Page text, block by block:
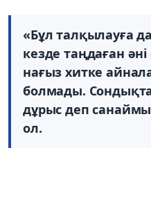
«Бұл талқылауға
кезде таңдаған
нағыз хитке
болмады.
дұрыс деп
ол.